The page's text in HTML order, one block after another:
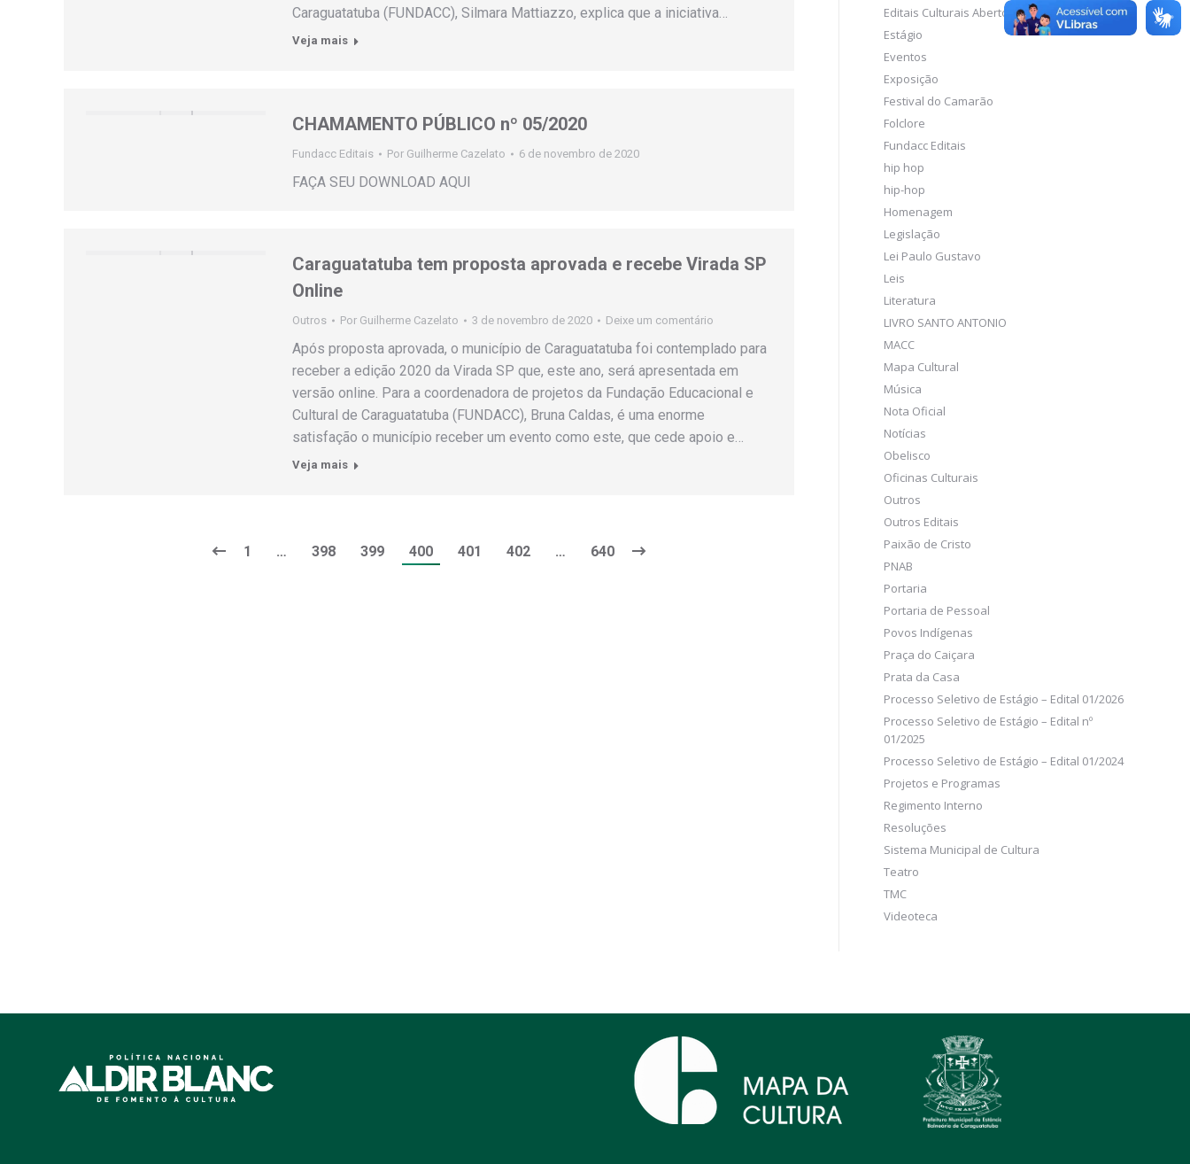
Caraguatatuba (FUNDACC), Silmara Mattiazzo, explica que a iniciativa…
Veja mais
CHAMAMENTO PÚBLICO nº 05/2020
Fundacc Editais Por Guilherme Cazelato 6 de novembro de 2020
FAÇA SEU DOWNLOAD AQUI
Caraguatatuba tem proposta aprovada e recebe Virada SP
Online
Outros Por Guilherme Cazelato 3 de novembro de 2020 Deixe um comentário
Após proposta aprovada, o município de Caraguatatuba foi contemplado para
receber a edição 2020 da Virada SP que, este ano, será apresentada em
versão online. Para a coordenadora de projetos da Fundação Educacional e
Cultural de Caraguatatuba (FUNDACC), Bruna Caldas, é uma enorme
satisfação o município receber um evento como este, que cede apoio e…
Veja mais
1 … 398 399 400 401 402 … 640
Editais Culturais Abertos
Estágio
Eventos
Exposição
Festival do Camarão
Folclore
Fundacc Editais
hip hop
hip-hop
Homenagem
Legislação
Lei Paulo Gustavo
Leis
Literatura
LIVRO SANTO ANTONIO
MACC
Mapa Cultural
Música
Nota Oficial
Notícias
Obelisco
Oficinas Culturais
Outros
Outros Editais
Paixão de Cristo
PNAB
Portaria
Portaria de Pessoal
Povos Indígenas
Praça do Caiçara
Prata da Casa
Processo Seletivo de Estágio – Edital 01/2026
Processo Seletivo de Estágio – Edital nº
01/2025
Processo Seletivo de Estágio – Edital 01/2024
Projetos e Programas
Regimento Interno
Resoluções
Sistema Municipal de Cultura
Teatro
TMC
Videoteca